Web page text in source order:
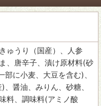
ゅうり（国産）、人参
、唐辛子、漬け原材料(砂
に小麦、大豆を含む)、
、醤油、みりん、砂糖、
料、調味料(アミノ酸